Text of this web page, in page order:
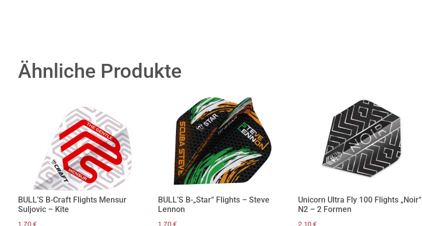
Ähnliche Produkte
BULL’S B-Craft Flights Mensur
Suljovic – Kite
1,70 €
BULL’S B-„Star“ Flights – Steve
Lennon
1,70 €
Unicorn Ultra Fly 100 Flights „Noir“
N2 – 2 Formen
2,10 €